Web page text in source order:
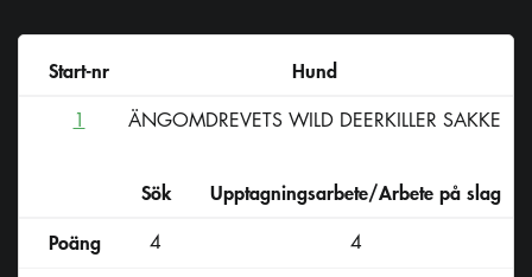
Start-nr
Hund
1
ÄNGOMDREVETS WILD DEERKILLER SAKKE
Sök Upptagningsarbete/Arbete på slag
Poäng
4
4